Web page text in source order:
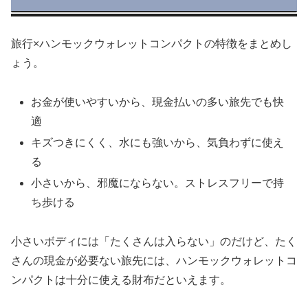
旅行×ハンモックウォレットコンパクトの特徴をまとめし
ょう。
お金が使いやすいから、現金払いの多い旅先でも快
適
キズつきにくく、水にも強いから、気負わずに使え
る
小さいから、邪魔にならない。ストレスフリーで持
ち歩ける
小さいボディには「たくさんは入らない」のだけど、たく
さんの現金が必要ない旅先には、ハンモックウォレットコ
ンパクトは十分に使える財布だといえます。